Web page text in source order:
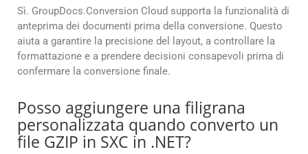
Sì. GroupDocs.Conversion Cloud supporta la funzionalità di
anteprima dei documenti prima della conversione. Questo
aiuta a garantire la precisione del layout, a controllare la
formattazione e a prendere decisioni consapevoli prima di
confermare la conversione finale.
Posso aggiungere una filigrana
personalizzata quando converto un
file GZIP in SXC in .NET?